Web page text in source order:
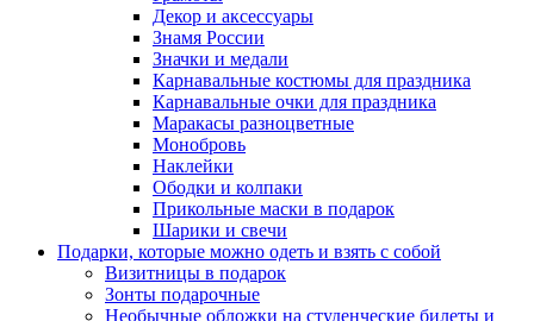
Декор и аксессуары
Знамя России
Значки и медали
Карнавальные костюмы для праздника
Карнавальные очки для праздника
Маракасы разноцветные
Монобровь
Наклейки
Ободки и колпаки
Прикольные маски в подарок
Шарики и свечи
Подарки, которые можно одеть и взять с собой
Визитницы в подарок
Зонты подарочные
Необычные обложки на студенческие билеты и